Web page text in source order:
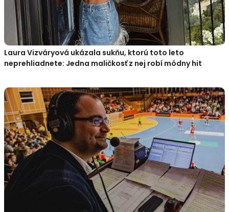
Laura Vizváryová ukázala sukňu, ktorú toto leto
neprehliadnete: Jedna maličkosť z nej robí módny hit